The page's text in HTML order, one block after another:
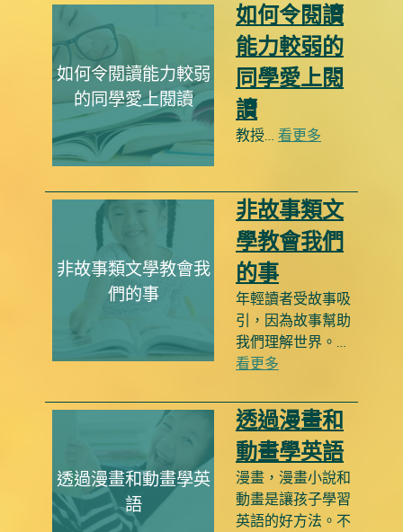
如何令閱讀能力較弱
的同學愛上閱讀
如何令閱讀
能力較弱的
同學愛上閱
讀
教授… 看更多
非故事類文學教會我
們的事
非故事類文
學教會我們
的事
年輕讀者受故事吸
引，因為故事幫助
我們理解世界。…
看更多
透過漫畫和動畫學英
語
透過漫畫和
動畫學英語
漫畫，漫畫小說和
動畫是讓孩子學習
英語的好方法。不